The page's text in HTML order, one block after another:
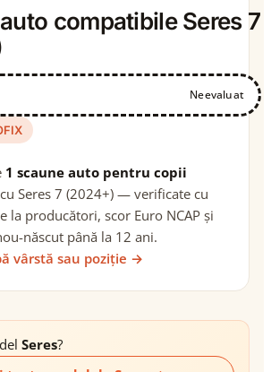
compatibile Seres 7
Neevaluat
1 scaune auto pentru copii
cu Seres 7 (2024+) — verificate cu
la producători, scor Euro NCAP și
născut până la 12 ani.
vârstă sau poziție →
Seres?